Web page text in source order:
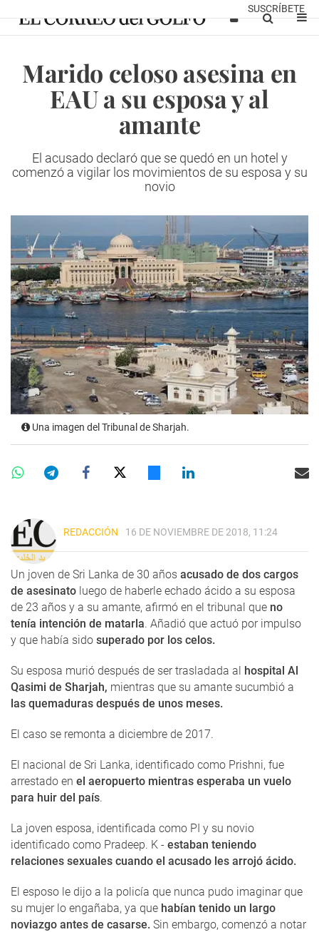
SUSCRÍBETE
Marido celoso asesina en
EAU a su esposa y al
amante
El acusado declaró que se quedó en un hotel y
comenzó a vigilar los movimientos de su esposa y su
novio
Una imagen del Tribunal de Sharjah.
REDACCIÓN 16 DE NOVIEMBRE DE 2018, 11:24
Un joven de Sri Lanka de 30 años acusado de dos cargos
de asesinato luego de haberle echado ácido a su esposa
de 23 años y a su amante, afirmó en el tribunal que no
tenía intención de matarla. Añadió que actuó por impulso
y que había sido superado por los celos.
Su esposa murió después de ser trasladada al hospital Al
Qasimi de Sharjah, mientras que su amante sucumbió a
las quemaduras después de unos meses.
El caso se remonta a diciembre de 2017.
El nacional de Sri Lanka, identificado como Prishni, fue
arrestado en el aeropuerto mientras esperaba un vuelo
para huir del país.
La joven esposa, identificada como PI y su novio
identificado como Pradeep. K - estaban teniendo
relaciones sexuales cuando el acusado les arrojó ácido.
El esposo le dijo a la policía que nunca pudo imaginar que
su mujer lo engañaba, ya que habían tenido un largo
noviazgo antes de casarse. Sin embargo, comenzó a notar